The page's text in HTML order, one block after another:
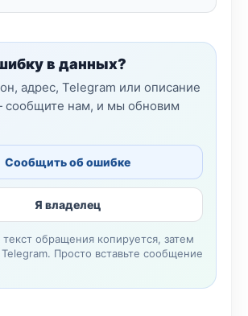
в данных?
адрес, Telegram или описание
сообщите нам, и мы обновим
Сообщить об ошибке
Я владелец
обращения копируется, затем
Просто вставьте сообщение